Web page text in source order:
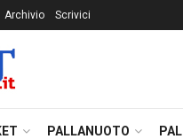
Archivio Scrivici
PALLANUOTO